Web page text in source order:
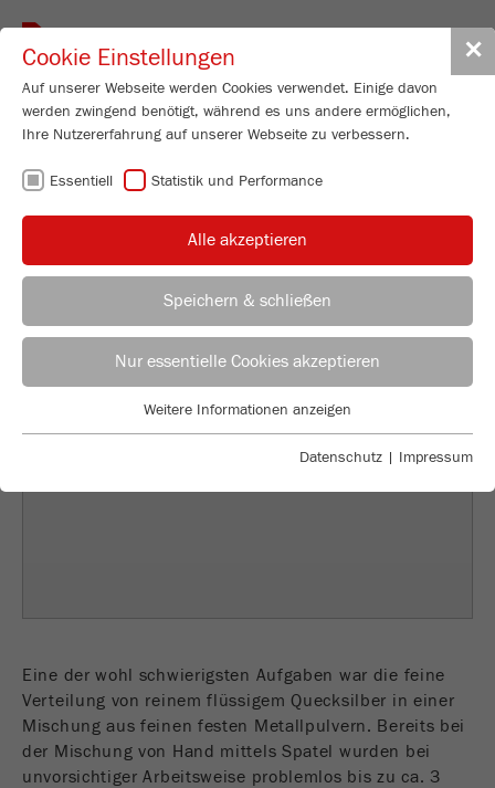
✕
Cookie Einstellungen
Auf unserer Webseite werden Cookies verwendet. Einige davon
werden zwingend benötigt, während es uns andere ermöglichen,
Ihre Nutzererfahrung auf unserer Webseite zu verbessern.
Essentiell Statistik und Performance
Alle akzeptieren
Speichern & schließen
Nur essentielle Cookies akzeptieren
Essentielle Cookies werden für grundlegende Funktionen der
einwandfrei funktioniert.
Zweck
Login für einen geschlossenen Bereich die
eingegebenen Zugangsdaten.
Laufzeit Ende der Sitzung
Anbieter google
In diesem Cookie werden die Hauptinformationen
abgespeichert um Besucher zu tracken. In
Weitere Informationen anzeigen
Datenschutz | Impressum
Anwendungstechnisches Labor
Leos Benes
Industriestraße 8
55743 Idar-Oberstein
Fon+49 67 84 70 122
Toggle
HERSTELLUNG VON
MISCHUNGEN IN
LABORÜBLICHEN MENGEN -
OFT EINE
HERAUSFORDERUNG
Eine der wohl schwierigsten Aufgaben war die feine
Verteilung von reinem flüssigem Quecksilber in einer
Mischung aus feinen festen Metallpulvern. Bereits bei
der Mischung von Hand mittels Spatel wurden bei
unvorsichtiger Arbeitsweise problemlos bis zu ca. 3